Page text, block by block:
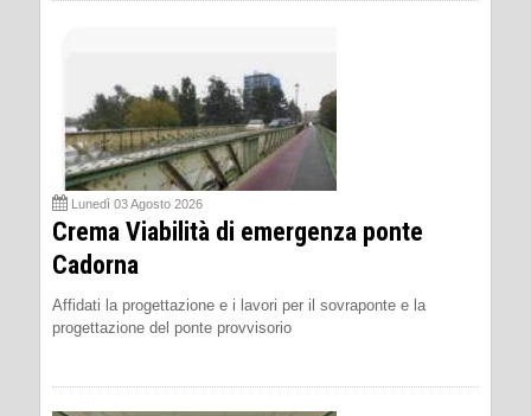
Lunedì 03 Agosto 2026
Crema Viabilità di emergenza ponte
Cadorna
Affidati la progettazione e i lavori per il sovraponte e la
progettazione del ponte provvisorio